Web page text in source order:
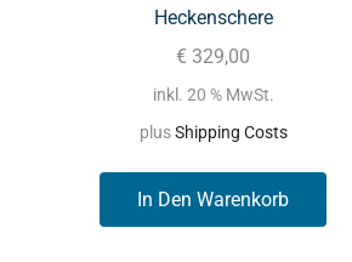
Heckenschere
€ 329,00
inkl. 20 % MwSt.
plusShipping Costs
In Den Warenkorb